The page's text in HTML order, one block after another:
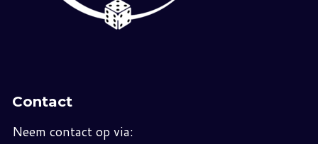
Contact
Neem contact op via: